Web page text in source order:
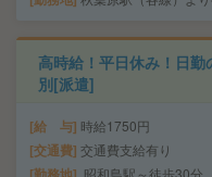
高時給！平日休み！日
別[派遣]
給 与 時給1750円
交通費 交通費支給有り
昭和島駅～徒歩30